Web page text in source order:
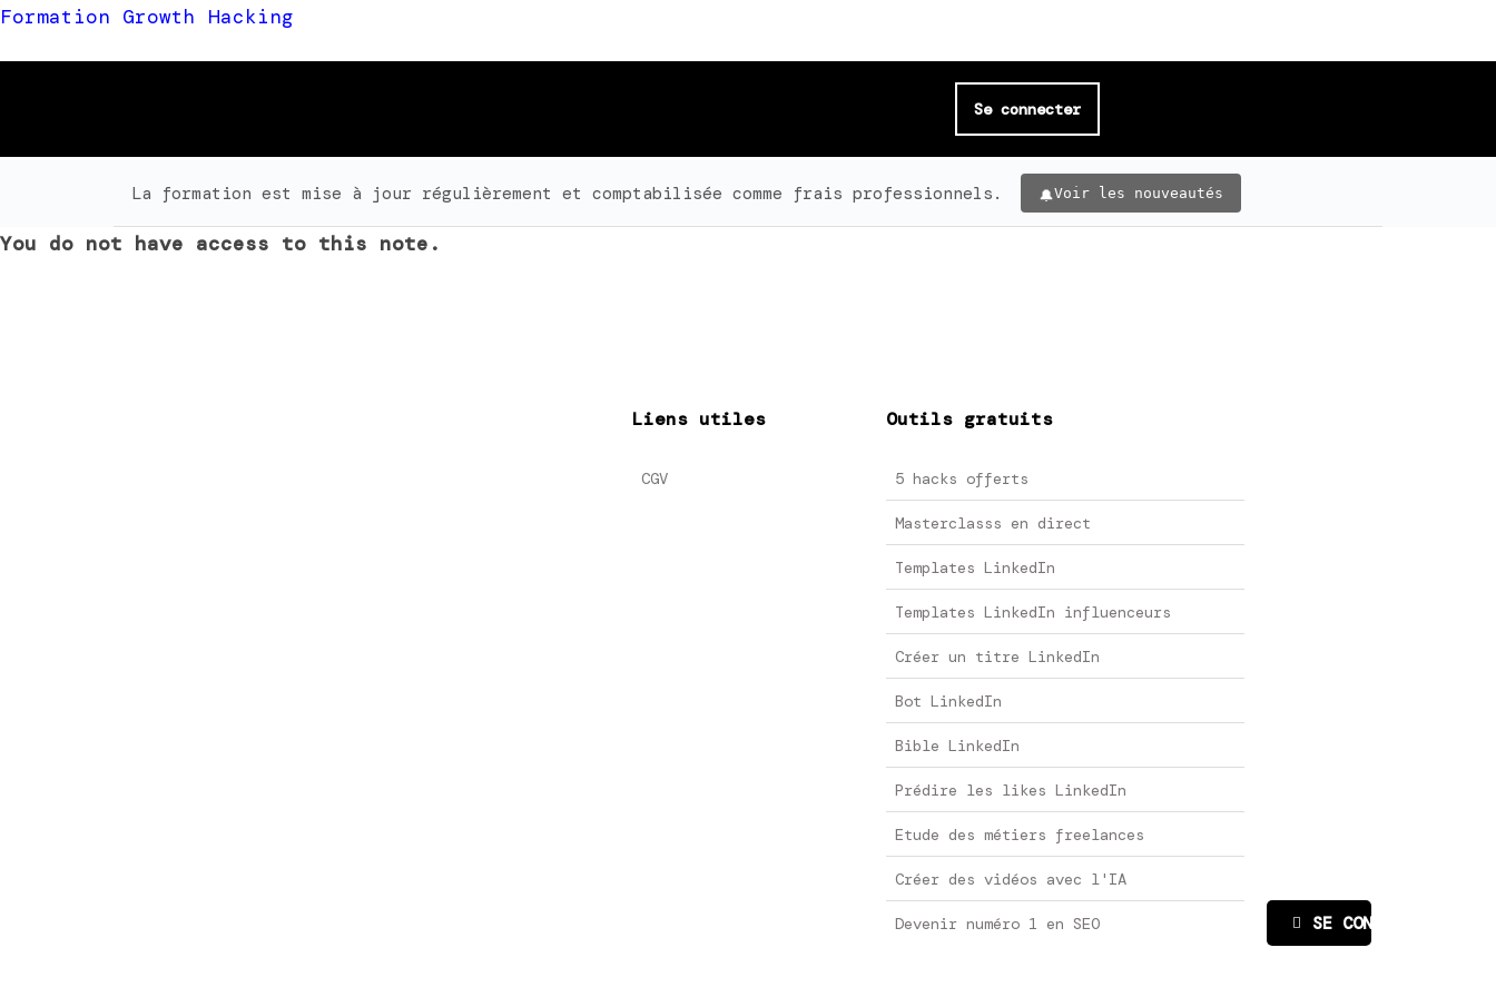
Formation Growth Hacking
Se connecter
La formation est mise à jour régulièrement et comptabilisée comme frais professionnels. Voir les nouveautés
You do not have access to this note.
Liens utiles
CGV
Outils gratuits
5 hacks offerts
Masterclasss en direct
Templates LinkedIn
Templates LinkedIn influenceurs
Créer un titre LinkedIn
Bot LinkedIn
Bible LinkedIn
Prédire les likes LinkedIn
Etude des métiers freelances
Créer des vidéos avec l'IA
Devenir numéro 1 en SEO SE CONNECTER